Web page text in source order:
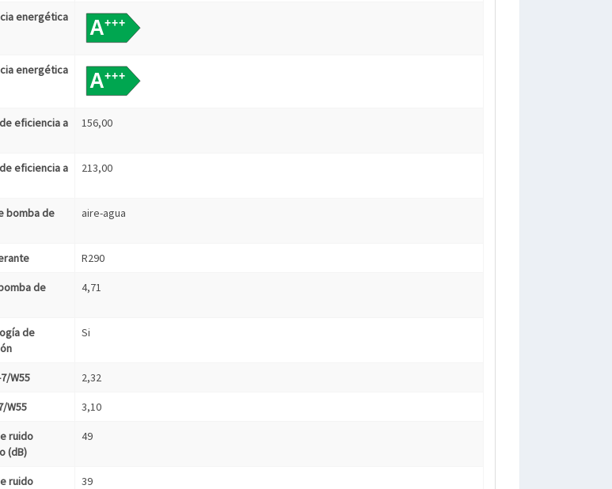
energética
energética
eficiencia a
156,00
eficiencia a
213,00
bomba de
aire-agua
R290
de
4,71
de
Si
W55 2,32
W55 3,10
ruido
(dB)
49
ruido
39